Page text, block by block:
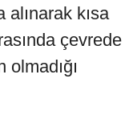
kısa
çevrede